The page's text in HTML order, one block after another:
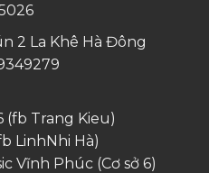
2 La Khê Hà Đông
(fb Trang Kieu)
LinhNhi Hà)
Vĩnh Phúc (Cơ sở 6)